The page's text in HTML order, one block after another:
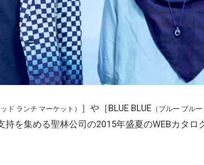
ッド ランチ マーケット） ］や［BLUE BLUE （ブルー ブルー
を集める聖林公司の2015年盛夏のWEBカタロ